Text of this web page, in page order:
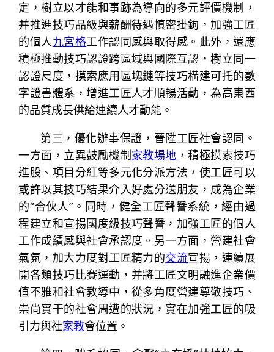
定，樹立以才能和事跡為導向的多元評價機制，
并推進技巧品級與薪酬待遇慎密掛鉤，加強工匠
的個人九宮格工作認同感與取得感。此外，還應
積極推動技巧認證跨區域與國際互認，樹立同一
認證尺度，摸索應用區塊鏈等技巧構建可托的數
字證書體系，增進工匠人才順暢活動，為高東西
的品質成長供給連續人才動能。
第三，優化辦事保證，晉陞工匠社會認同。
一方面，立異鼓勵機制 家教場地 ，積極摸索技巧
進股、項目分紅等多元化分派方法，使工匠可以
或許以其技巧結果介入好處分送朋友，成為企業
的“合伙人”。同時，健全工匠聲譽系統，經由過
程建立和宣揚國度級技巧聲譽，加強工匠的個人
工作成績感與社會承認度。另一方面，營建社會
氣氛，加大力度對工匠精力的交流宣揚，連續展
開各類技巧比賽運動，并將工匠文明融進企業價
值不雅和社會教導中，從多角度營建尊敬技巧、
崇尚實干的社會周遭的狀況，實在加強工匠的吸
引力與社家教會位置。